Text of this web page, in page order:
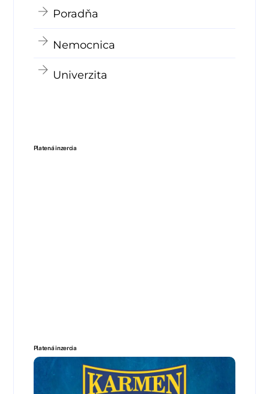
Poradňa
Nemocnica
Univerzita
Platená inzercia
Platená inzercia